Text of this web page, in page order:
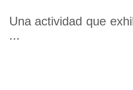
Una actividad que
...